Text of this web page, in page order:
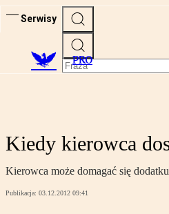
Serwisy
PRO
Kiedy kierowca
Kierowca może domagać się
Publikacja: 03.12.2012 09:41